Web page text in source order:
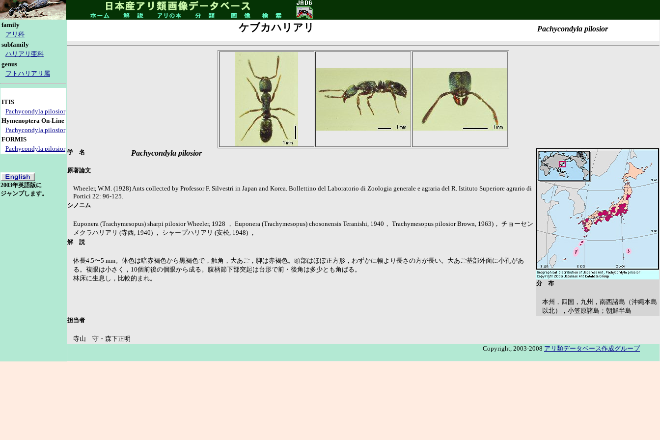
family
アリ科
subfamily
ハリアリ亜科
genus
フトハリアリ属
ITIS
Pachycondyla pilosior
Hymenoptera On-Line
Pachycondyla pilosior
FORMIS
Pachycondyla pilosior
2003年英語版に
ジャンプします。
ケブカハリアリ Pachycondyla pilosior
学 名 Pachycondyla pilosior
原著論文
Wheeler, W.M. (1928) Ants collected by Professor F. Silvestri in Japan and Korea. Bollettino del Laboratorio di Zoologia generale e agraria del R. Istituto Superiore agrario di
Portici 22: 96-125.
シノニム
Euponera (Trachymesopus) sharpi pilosior Wheeler, 1928 ， Euponera (Trachymesopus) chosonensis Teranishi, 1940， Trachymesopus pilosior Brown, 1963)， チョーセン
メクラハリアリ (寺西, 1940) ， シャープハリアリ (安松, 1948) ，
解 説
体長4.5〜5 mm。体色は暗赤褐色から黒褐色で，触角，大あご，脚は赤褐色。頭部はほぼ正方形，わずかに幅より長さの方が長い。大あご基部外面に小孔があ
る。複眼は小さく，10個前後の個眼から成る。腹柄節下部突起は台形で前・後角は多少とも角ばる。
林床に生息し，比較的まれ。
分 布
本州，四国，九州，南西諸島（沖縄本島
以北），小笠原諸島；朝鮮半島
担当者
寺山 守・森下正明
Copyright, 2003-2008 アリ類データベース作成グループ